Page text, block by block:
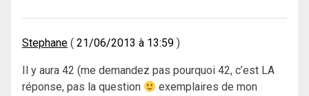
Stephane 21/06/2013 à 13:59
Il y aura 42 (me demandez pas pourquoi 42, c’est LA
réponse, pas la question
exemplaires de mon